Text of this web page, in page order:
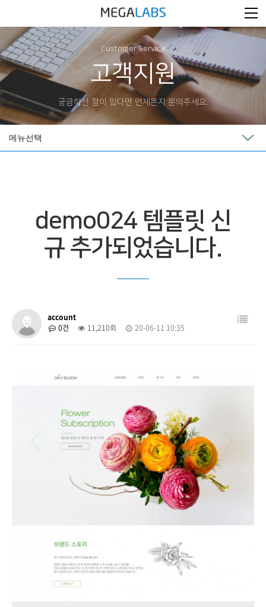
Customer Service
고객지원
궁금하신 점이 있다면 언제든지 문의주세요.
메뉴선택
demo024 템플릿 신
규 추가되었습니다.
account
0건
11,210회 20-06-11 10:35